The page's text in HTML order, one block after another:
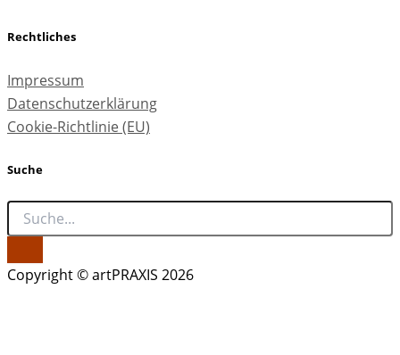
Rechtliches
Impressum
Datenschutzerklärung
Cookie-Richtlinie (EU)
Suche
Copyright © artPRAXIS 2026